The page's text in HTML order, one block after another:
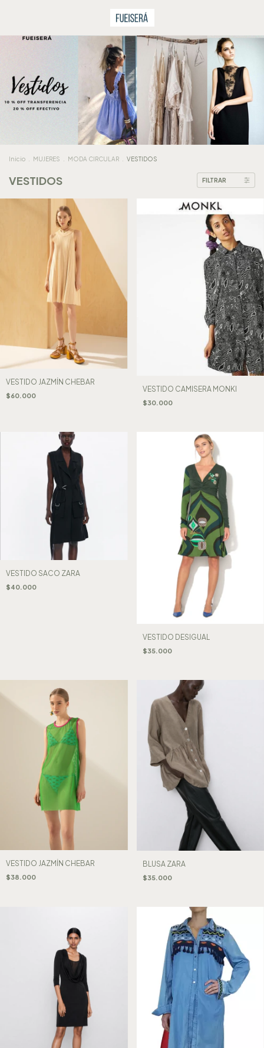
Inicio MUJERES MODA CIRCULAR VESTIDOS
VESTIDOS FILTRAR
VESTIDO JAZMÍN CHEBAR
$60.000
VESTIDO CAMISERA MONKI
$30.000
VESTIDO SACO ZARA
$40.000
VESTIDO DESIGUAL
$35.000
VESTIDO JAZMÍN CHEBAR
$38.000
BLUSA ZARA
$35.000